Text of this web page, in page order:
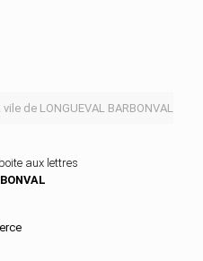
de LONGUEVAL BARBONVAL
aux lettres